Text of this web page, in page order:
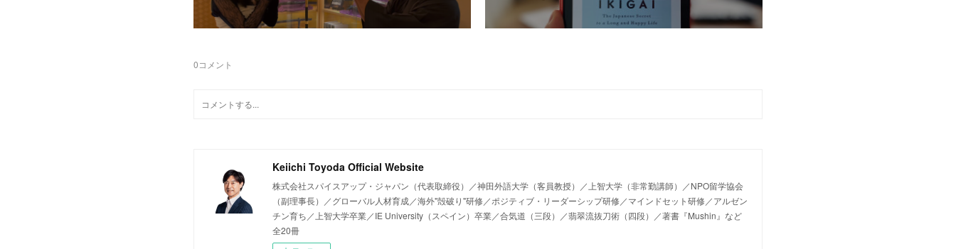
0コメント
Keiichi Toyoda Official Website
株式会社スパイスアップ・ジャパン（代表取締役）／神田外語大学（客員教授）／上智大学（非常勤講師）／NPO留学協会
（副理事長）／グローバル人材育成／海外"殻破り"研修／ポジティブ・リーダーシップ研修／マインドセット研修／アルゼン
チン育ち／上智大学卒業／IE University（スペイン）卒業／合気道（三段）／翡翠流抜刀術（四段）／著書『Mushin』など
全20冊